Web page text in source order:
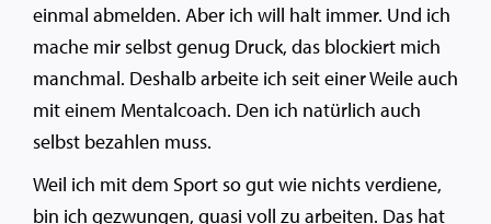
einmal abmelden. Aber ich will halt immer. Und ich
mache mir selbst genug Druck, das blockiert mich
manchmal. Deshalb arbeite ich seit einer Weile auch
mit einem Mentalcoach. Den ich natürlich auch
selbst bezahlen muss.
Weil ich mit dem Sport so gut wie nichts verdiene,
bin ich gezwungen, quasi voll zu arbeiten. Das hat